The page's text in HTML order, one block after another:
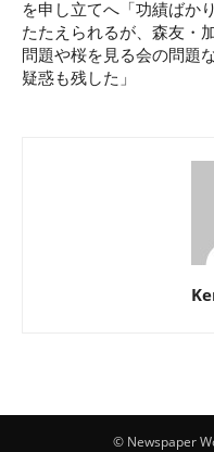
を申し立てへ「功績ばか
たたえられるが、森友・
問題や桜を見る会の問題
疑惑も残した」
© Newspaper